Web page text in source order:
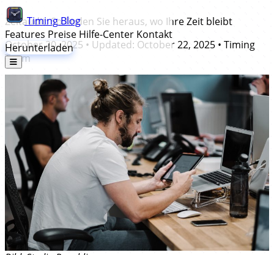
TimingBlog
Features Preise Hilfe-Center Kontakt
Herunterladen
Zeitaudit: So finden Sie heraus, wo Ihre Zeit bleibt
October 20, 2025 • Updated: October 22, 2025 • Timing
Team